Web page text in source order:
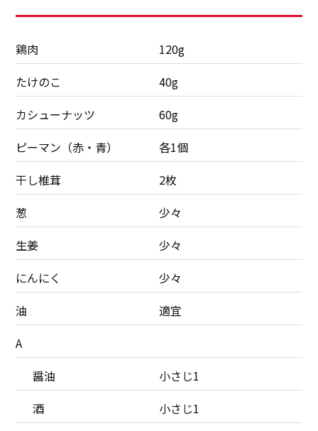
鶏肉
120g
たけのこ
40g
カシューナッツ
60g
ピーマン（赤・青）
各1個
干し椎茸
2枚
葱
少々
生姜
少々
にんにく
少々
油
適宜
A
醤油
小さじ1
酒
小さじ1